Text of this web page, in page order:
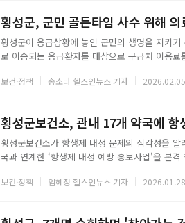
횡성군, 군민 골든타임 사수 위해
횡성군이 응급상황에 놓인 군민의 생명을 지키
로 이송되는 응급환자를 대상으로 구급차 이용
민이라면 누구나 혜택을 받을 수 있으며, 지역
보건·정책 송소라 헬스인뉴스 기자
횡성군보건소, 관내 17개 약국에
횡성군보건소가 항생제 내성 문제의 심각성을
국과 연계한 ‘항생제 내성 예방 홍보사업’을 본
총 2만 부의 전용 약봉투를 제작해 횡성 관내
보건·정책 임혜정 헬스인뉴스 기자